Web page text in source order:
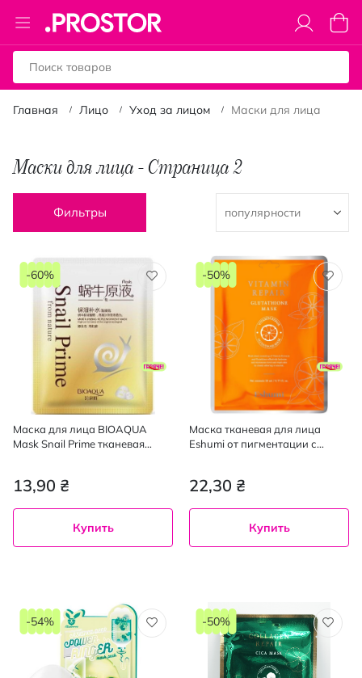
Toggle
Nav
Моя
Главная Лицо Уход за лицом Маски для лица
Маски для лица - Страница 2
Фильтры
Маска для лица BIOAQUA
Mask Snail Prime тканевая
13,90 ₴
-60%
Купить
Маска тканевая для лица
Eshumi от пигментации с
22,30 ₴
-50%
Купить
-54% -50%